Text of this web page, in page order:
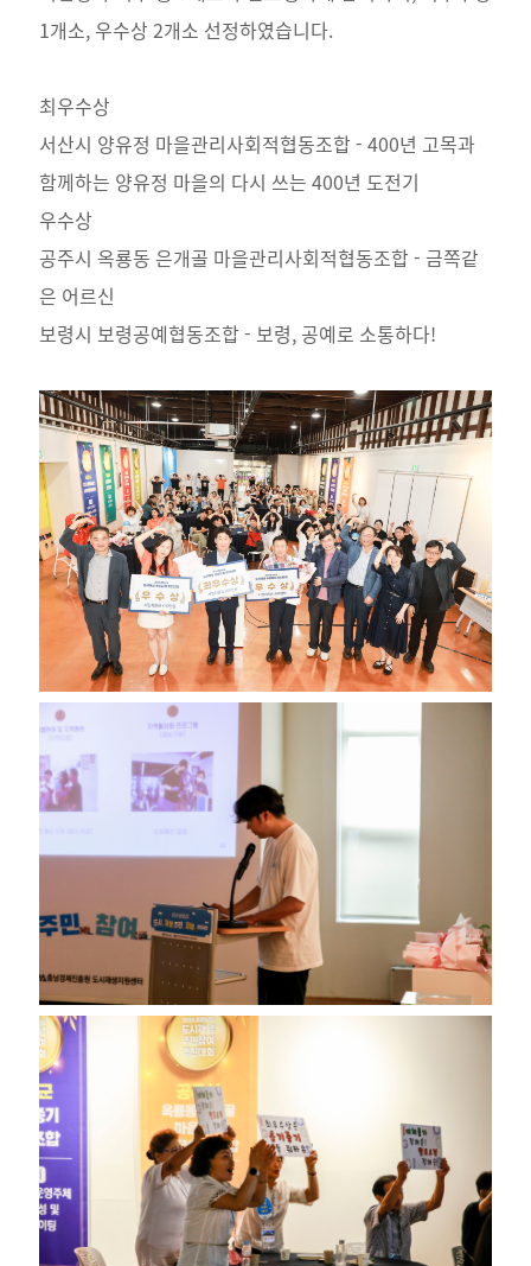
1개소, 우수상 2개소 선정하였습니다.
최우수상
서산시 양유정 마을관리사회적협동조합 - 400년 고목과
함께하는 양유정 마을의 다시 쓰는 400년 도전기
우수상
공주시 옥룡동 은개골 마을관리사회적협동조합 - 금쪽같
은 어르신
보령시 보령공예협동조합 - 보령, 공예로 소통하다!